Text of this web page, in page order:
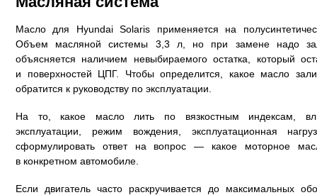
Масло для Hyundai Solaris применяется на
Объем масляной системы 3,3 л, но при замене надо
объясняется наличием невыбираемого остатка, который
и поверхностей ЦПГ. Чтобы определится, какое масло
обратится к руководству по эксплуатации.
На то, какое масло лить по вязкостным индексам,
эксплуатации, режим вождения, эксплуатационная
сформулировать ответ на вопрос — какое моторное
в конкретном автомобиле.
Если двигатель часто раскручивается до максимальных